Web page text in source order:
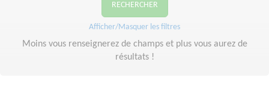
RECHERCHER
Afficher/Masquer les filtres
Moins vous renseignerez de champs et plus vous aurez de
résultats !